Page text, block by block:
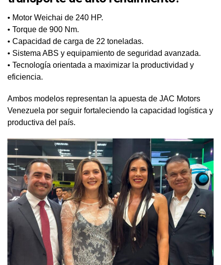
• Motor Weichai de 240 HP.
• Torque de 900 Nm.
• Capacidad de carga de 22 toneladas.
• Sistema ABS y equipamiento de seguridad avanzada.
• Tecnología orientada a maximizar la productividad y
eficiencia.
Ambos modelos representan la apuesta de JAC Motors
Venezuela por seguir fortaleciendo la capacidad logística y
productiva del país.